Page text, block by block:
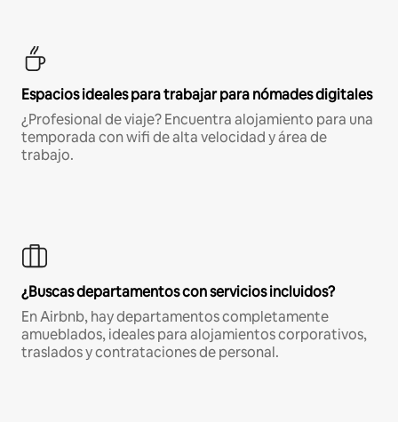
Espacios ideales para trabajar para nómades digitales
¿Profesional de viaje? Encuentra alojamiento para una
temporada con wifi de alta velocidad y área de
trabajo.
¿Buscas departamentos con servicios incluidos?
En Airbnb, hay departamentos completamente
amueblados, ideales para alojamientos corporativos,
traslados y contrataciones de personal.